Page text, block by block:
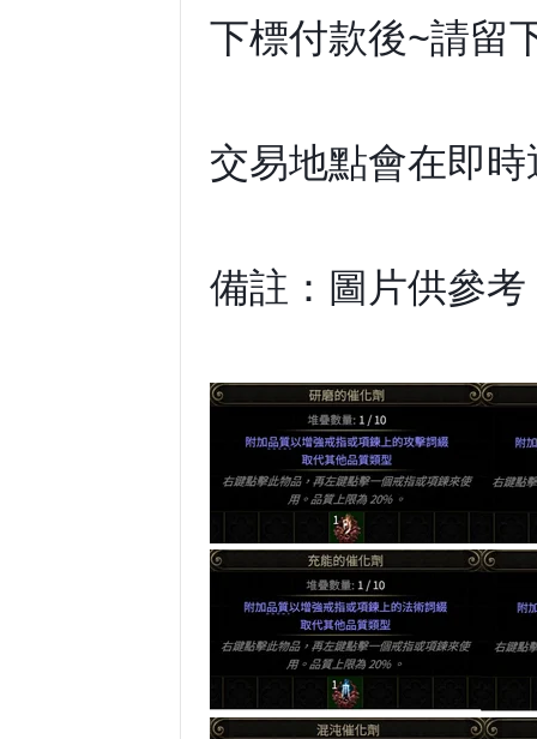
下標付款後~請留
交易地點會在即
備註：圖片供參